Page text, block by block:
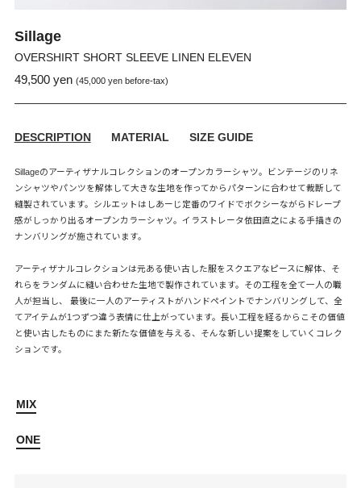
Sillage
OVERSHIRT SHORT SLEEVE LINEN ELEVEN
通
価
販
価
49,500 yen (45,000 yen before-tax)
DESCRIPTION MATERIAL SIZE GUIDE
Sillageのアーティザナルコレクションのオープンカラーシャツ。ビンテージのリネ
ンシャツやパンツを解体して大きな生地を作ってからパターンに合わせて裁断して
縫製されています。シルエットはしあーじ定番のワイドでボクシーながらドレープ
感がしっかり出るオープンカラーシャツ。イラストレータ依田直之による手描きの
ナンバリングが施されています。
アーティザナルコレクションは元ある使い古した服をスクエアなピースに解体、そ
れらをランダムに縫い合わせた生地で製作されています。その工程を全て一人の職
人が担当し、 最後に一人のアーティストがハンドペイントでナンバリングして、全
てアイテムが1つずつ違う表情に仕上がっています。長い工程を経るからこその価値
と使い古したものにまた新たな価値を与える、そんな新しい提案をしていくコレク
ションです。
MIX
ONE